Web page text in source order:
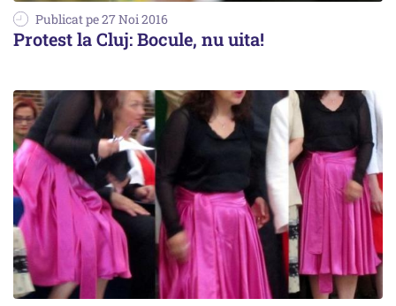
Publicat pe 27 Noi 2016
Protest la Cluj: Bocule, nu uita!